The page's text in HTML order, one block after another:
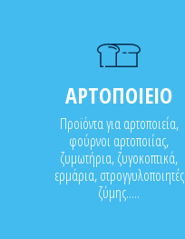
ΑΡΤΟΠΟΙΕΙΟ
Προϊόντα για αρτοποιεία,
φούρνοι αρτοποιίας,
ζυμωτήρια, ζυγοκοπτικά,
ερμάρια, στρογγυλοποιητές
ζύμης.....